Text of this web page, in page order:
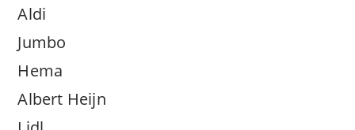
Aldi
Jumbo
Hema
Albert Heijn